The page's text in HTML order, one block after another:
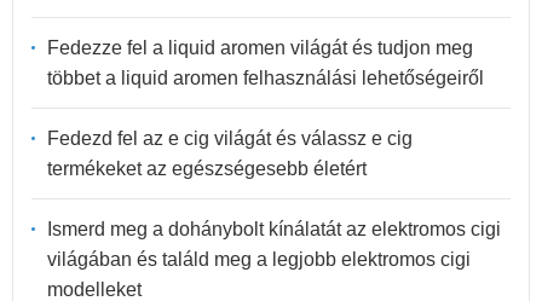
Fedezze fel a liquid aromen világát és tudjon meg
többet a liquid aromen felhasználási lehetőségeiről
Fedezd fel az e cig világát és válassz e cig
termékeket az egészségesebb életért
Ismerd meg a dohánybolt kínálatát az elektromos cigi
világában és találd meg a legjobb elektromos cigi
modelleket